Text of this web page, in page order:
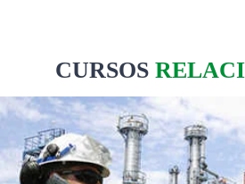
CURSOS